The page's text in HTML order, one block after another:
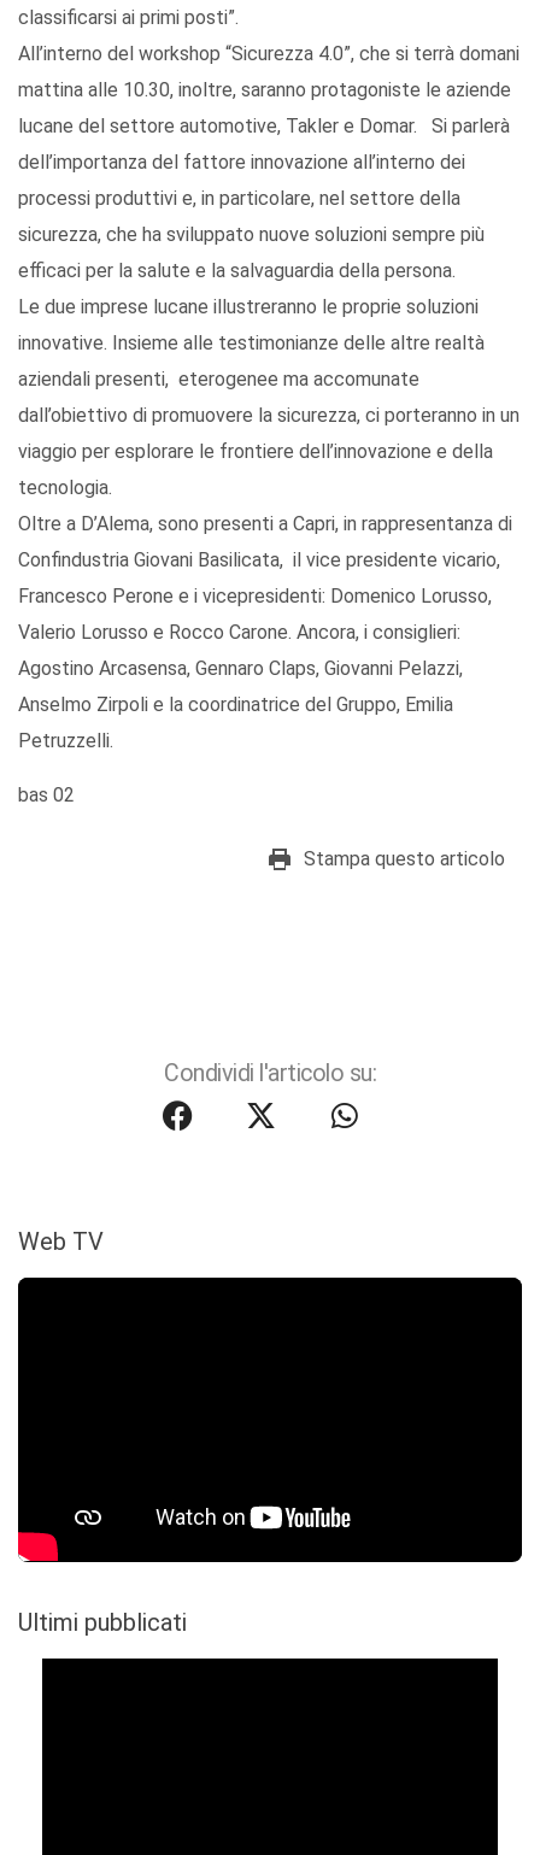
classificarsi ai primi posti”.
All’interno del workshop “Sicurezza 4.0”, che si terrà domani
mattina alle 10.30, inoltre, saranno protagoniste le aziende
lucane del settore automotive, Takler e Domar. Si parlerà
dell’importanza del fattore innovazione all’interno dei
processi produttivi e, in particolare, nel settore della
sicurezza, che ha sviluppato nuove soluzioni sempre più
efficaci per la salute e la salvaguardia della persona.
Le due imprese lucane illustreranno le proprie soluzioni
innovative. Insieme alle testimonianze delle altre realtà
aziendali presenti, eterogenee ma accomunate
dall’obiettivo di promuovere la sicurezza, ci porteranno in un
viaggio per esplorare le frontiere dell’innovazione e della
tecnologia.
Oltre a D’Alema, sono presenti a Capri, in rappresentanza di
Confindustria Giovani Basilicata, il vice presidente vicario,
Francesco Perone e i vicepresidenti: Domenico Lorusso,
Valerio Lorusso e Rocco Carone. Ancora, i consiglieri:
Agostino Arcasensa, Gennaro Claps, Giovanni Pelazzi,
Anselmo Zirpoli e la coordinatrice del Gruppo, Emilia
Petruzzelli.
bas 02
Stampa questo articolo
Condividi l'articolo su:
Web TV
Ultimi pubblicati